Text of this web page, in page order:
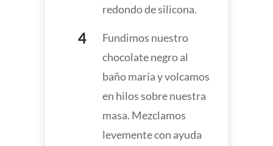
redondo de silicona.
Fundimos nuestro
chocolate negro al
baño maría y volcamos
en hilos sobre nuestra
masa. Mezclamos
levemente con ayuda